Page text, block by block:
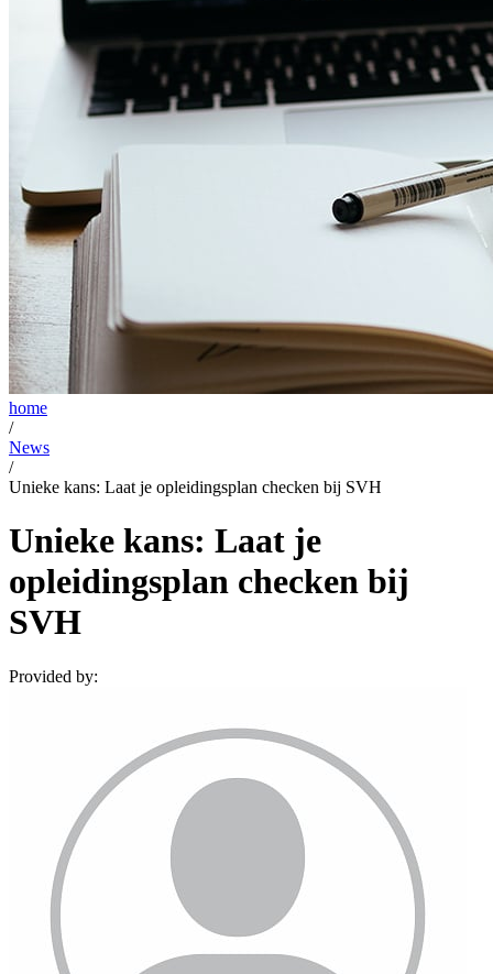
home
/
News
/
Unieke kans: Laat je opleidingsplan checken bij SVH
Unieke kans: Laat je
opleidingsplan checken bij
SVH
Provided by: